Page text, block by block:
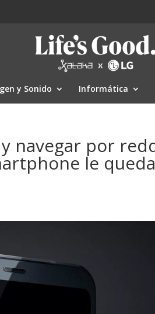
y Sonido Informática
navegar por
le